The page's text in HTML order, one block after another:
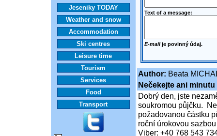
Jeseniky TODAY
Weather and snow
Accommodation
Ski centres
Leisure time
Tourism
Services
Food
Transport
Text of a message:
E-mailje povinný údaj.
Author: Beata
Nečekejte ani
Dobrý den, jste
soukromou půjčku.
požadovanou částku
roční úrokovou
Viber: +40 768 543